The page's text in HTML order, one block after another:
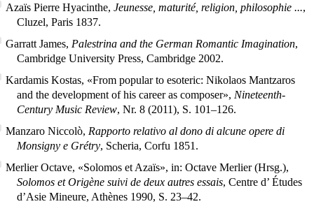
Azaïs Pierre Hyacinthe, Jeunesse, maturité, religion, philosophie ...,
Cluzel, Paris 1837.
Garratt James, Palestrina and the German Romantic Imagination,
Cambridge University Press, Cambridge 2002.
Kardamis Kostas, «From popular to esoteric: Nikolaos Mantzaros
and the development of his career as composer», Nineteenth-
Century Music Review, Nr. 8 (2011), S. 101–126.
Manzaro Niccolò, Rapporto relativo al dono di alcune opere di
Monsigny e Grétry, Scheria, Corfu 1851.
Merlier Octave, «Solomos et Azaïs», in: Octave Merlier (Hrsg.),
Solomos et Origène suivi de deux autres essais, Centre d’ Études
d’Asie Mineure, Athènes 1990, S. 23–42.